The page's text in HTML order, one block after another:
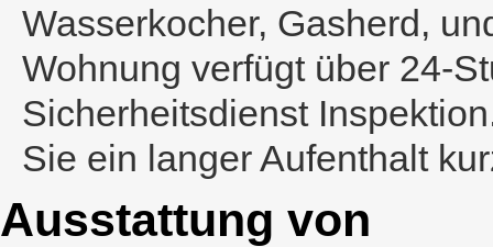
Wasserkocher, Gasherd,
Wohnung verfügt über 24-
Sicherheitsdienst
Sie ein langer Aufenthalt
Ausstattung von